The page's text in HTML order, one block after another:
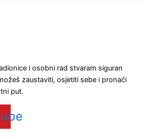
i osobni rad stvaram siguran
zaustaviti, osjetiti sebe i pronaći
put.